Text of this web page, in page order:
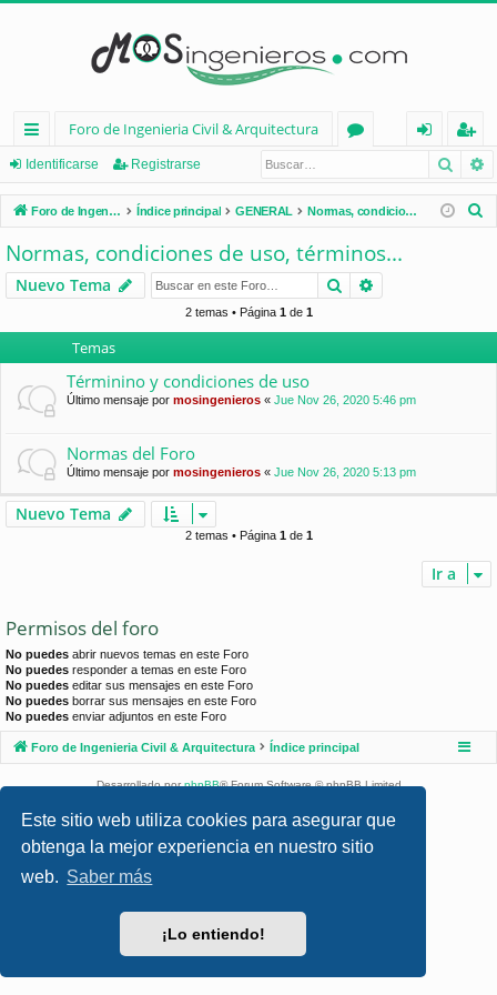
Este sitio web utiliza cookies para asegurar que
obtenga la mejor experiencia en nuestro sitio
web. Saber más
¡Lo entiendo!
nl
ac
es
rá
pi
d
os
Foro de Ingenieria Civil & Arquitectura
os
nt
ifi
e
eg
ist
ra
Identificarse Registrarse
Foro de Ingenieria Civil & Arquitectura Índice principal GENERAL Normas, condiciones de uso, términos...
r
Normas, condiciones de uso, términos...
Nuevo Tema Buscar
2 temas • Página 1de 1
Temas
Términino y condiciones de uso
Último mensaje por mosingenieros « Jue Nov 26, 2020 5:46 pm
Normas del Foro
Último mensaje por mosingenieros « Jue Nov 26, 2020 5:13 pm
Nuevo Tema
2 temas • Página 1de 1
Ir a
Permisos del foro
No puedes abrir nuevos temas en este Foro
No puedes responder a temas en este Foro
No puedes editar sus mensajes en este Foro
No puedes borrar sus mensajes en este Foro
No puedes enviar adjuntos en este Foro
Foro de Ingenieria Civil & Arquitectura Índice principal
Desarrollado porphpBB® Forum Software © phpBB Limited
Traducción al español porphpBB España
Privacidad| Condiciones